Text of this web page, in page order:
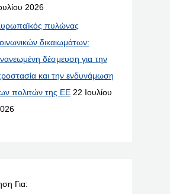
2026
πυλώνας
δικαιωμάτων:
δέσμευση για την
και την ενδυνάμωση
πολιτών της ΕΕ 22 Ιουλίου
Για: